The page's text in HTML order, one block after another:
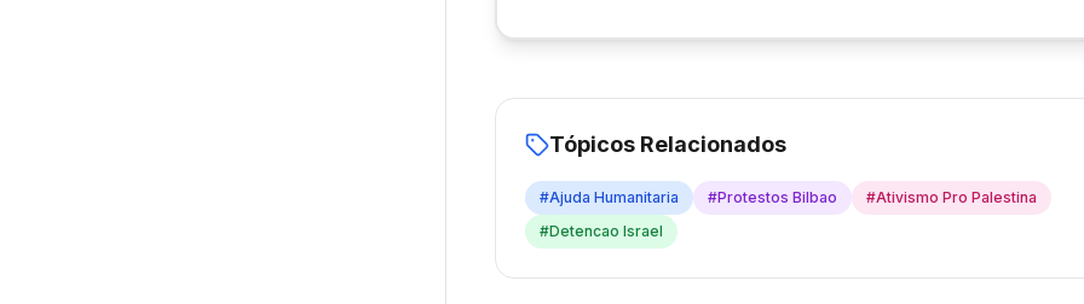
Tópicos Relacionados
#Ajuda Humanitaria #Protestos Bilbao #Ativismo Pro Palestina
#Detencao Israel